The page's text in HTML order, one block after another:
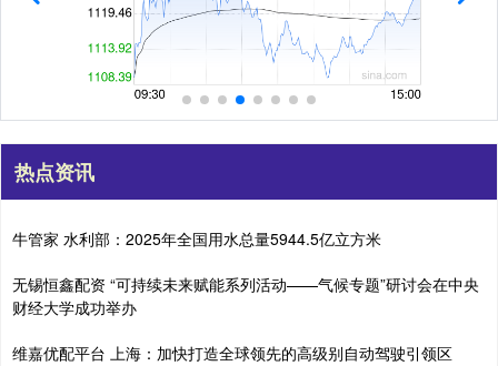
热点资讯
牛管家 水利部：2025年全国用水总量5944.5亿立方米
无锡恒鑫配资 “可持续未来赋能系列活动——气候专题”研讨会在中央
财经大学成功举办
维嘉优配平台 上海：加快打造全球领先的高级别自动驾驶引领区